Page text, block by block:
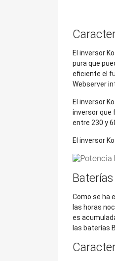
El inversor
pura que
eficiente el
Webserver
El inversor
inversor que
entre 230 y
El inversor
Como se ha
las horas
es
las baterías